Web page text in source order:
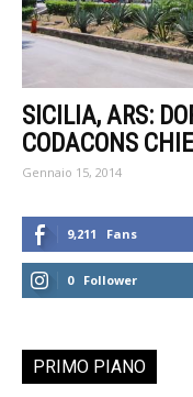
SICILIA, ARS:
CODACONS
Gennaio 15, 2014
9,211 Fans
0 Follower
PRIMO PIANO